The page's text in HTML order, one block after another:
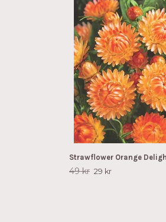
Strawflower Orange
49 kr 29 kr